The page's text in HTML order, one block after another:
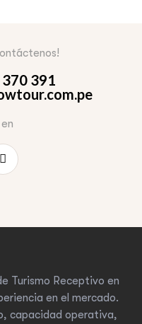
391
Turismo Receptivo en
en el mercado.
capacidad operativa,